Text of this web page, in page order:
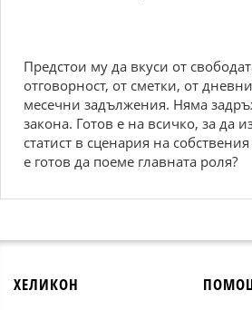
Предстои му да вкуси от
отговорност, от сметки, от
месечни задължения. Няма
закона. Готов е на всичко, за да
статист в сценария на
е готов да поеме главната роля?
ХЕЛИКОН